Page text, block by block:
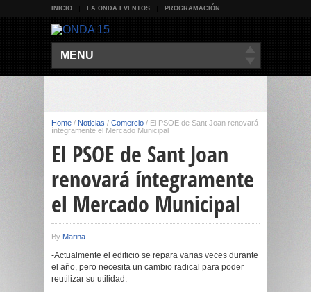
INICIO LA ONDA EVENTOS PROGRAMACIÓN
MENU
Home / Noticias / Comercio / El PSOE de Sant Joan renovará
íntegramente el Mercado Municipal
El PSOE de Sant Joan
renovará íntegramente
el Mercado Municipal
By Marina
-Actualmente el edificio se repara varias veces durante
el año, pero necesita un cambio radical para poder
reutilizar su utilidad.